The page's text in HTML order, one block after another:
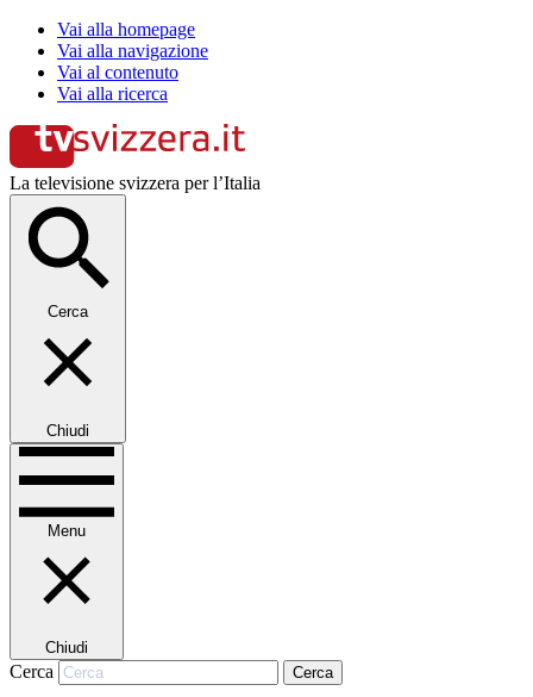
Vai alla homepage
Vai alla navigazione
Vai al contenuto
Vai alla ricerca
La televisione svizzera per l’Italia
Cerca
Chiudi
Menu
Chiudi
Cerca Cerca